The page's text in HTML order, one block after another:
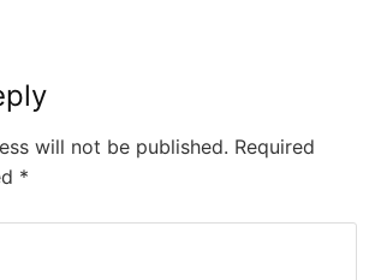
will not be published. Required
*